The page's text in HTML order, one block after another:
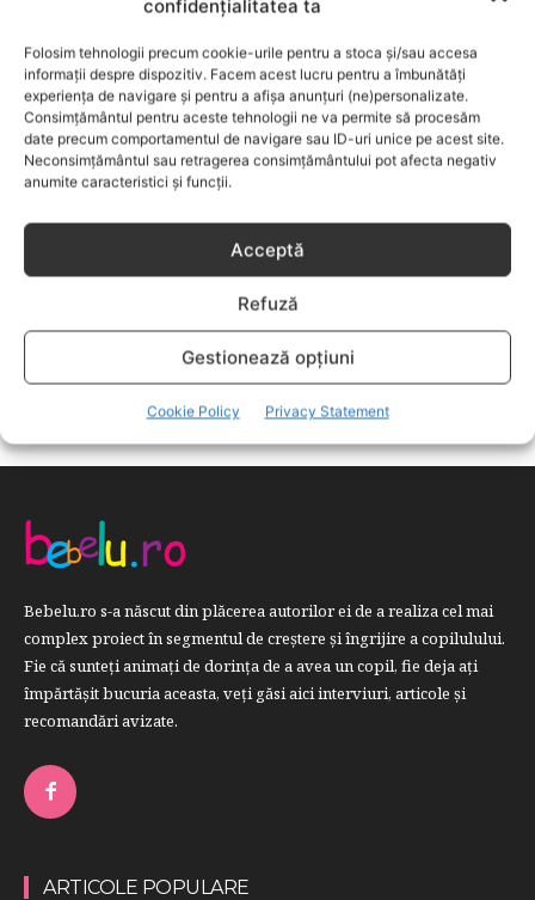
confidențialitatea ta
Folosim tehnologii precum cookie-urile pentru a stoca și/sau accesa
informații despre dispozitiv. Facem acest lucru pentru a îmbunătăți
experiența de navigare și pentru a afișa anunțuri (ne)personalizate.
Consimțământul pentru aceste tehnologii ne va permite să procesăm
date precum comportamentul de navigare sau ID-uri unice pe acest site.
Neconsimțământul sau retragerea consimțământului pot afecta negativ
anumite caracteristici și funcții.
Acceptă
Refuză
Gestionează opțiuni
Cookie Policy Privacy Statement
CATEGORII POPULARE
EVENIMENTE
741
LIFESTYLE
COPII
634
FAMILIA
582
DEZVOLTAREA COPILULUI
COMPORTAMENT
294
Bebelu.ro s-a născut din plăcerea autorilor ei de a realiza cel mai
complex proiect în segmentul de creştere şi îngrijire a copilulului.
Fie că sunteţi animaţi de dorinţa de a avea un copil, fie deja aţi
împărtăşit bucuria aceasta, veți găsi aici interviuri, articole şi
recomandări avizate.
ARTICOLE POPULARE